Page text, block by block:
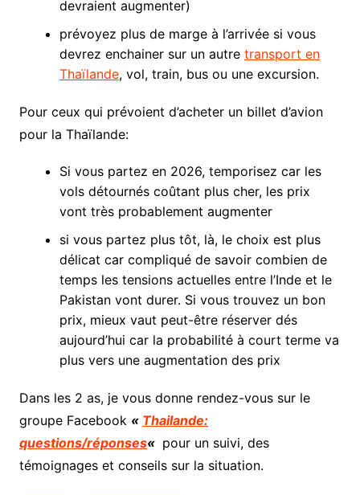
devraient augmenter)
prévoyez plus de marge à l’arrivée si vous
devrez enchainer sur un autre transport en
Thaïlande, vol, train, bus ou une excursion.
Pour ceux qui prévoient d’acheter un billet d’avion
pour la Thaïlande:
Si vous partez en 2026, temporisez car les
vols détournés coûtant plus cher, les prix
vont très probablement augmenter
si vous partez plus tôt, là, le choix est plus
délicat car compliqué de savoir combien de
temps les tensions actuelles entre l’Inde et le
Pakistan vont durer. Si vous trouvez un bon
prix, mieux vaut peut-être réserver dés
aujourd’hui car la probabilité à court terme va
plus vers une augmentation des prix
Dans les 2 as, je vous donne rendez-vous sur le
groupe Facebook « Thailande:
questions/réponses« pour un suivi, des
témoignages et conseils sur la situation.